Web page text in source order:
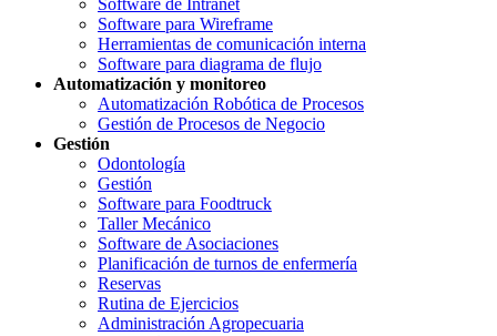
Software para Wireframe
Herramientas de comunicación interna
Software para diagrama de flujo
Automatización y monitoreo
Automatización Robótica de Procesos
Gestión de Procesos de Negocio
Gestión
Odontología
Gestión
Software para Foodtruck
Taller Mecánico
Software de Asociaciones
Planificación de turnos de enfermería
Reservas
Rutina de Ejercicios
Administración Agropecuaria